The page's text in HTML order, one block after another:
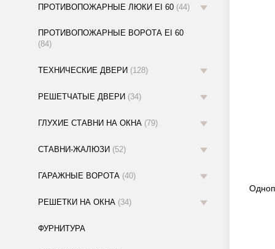
ПРОТИВОПОЖАРНЫЕ ЛЮКИ EI 60 (44)
ПРОТИВОПОЖАРНЫЕ ВОРОТА EI 60
(84)
ТЕХНИЧЕСКИЕ ДВЕРИ (128)
РЕШЕТЧАТЫЕ ДВЕРИ (34)
ГЛУХИЕ СТАВНИ НА ОКНА (79)
СТАВНИ-ЖАЛЮЗИ (52)
ГАРАЖНЫЕ ВОРОТА (40)
РЕШЕТКИ НА ОКНА (34)
ФУРНИТУРА